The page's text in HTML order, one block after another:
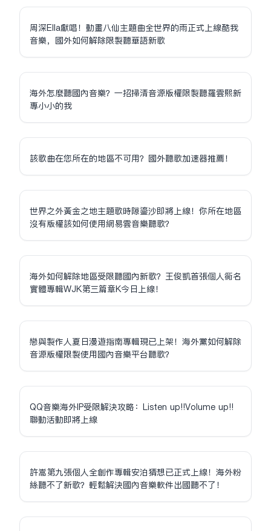
周深Ella獻唱！動畫八仙主題曲全世界的雨正式上線酷我
音樂，國外如何解除限制聽華語新歌
海外怎麼聽國內音樂？一招掃清音源版權限制聽羅雲熙新
專小小的我
該歌曲在您所在的地區不可用？國外聽歌加速器推薦！
世界之外黃金之地主題歌時隙鎏沙即將上線！你所在地區
沒有版權該如何使用網易雲音樂聽歌？
海外如何解除地區受限聽國內新歌？王俊凱首張個人同名
實體專輯WJK第三篇章K今日上線！
戀與製作人夏日漫遊指南專輯現已上架！海外黨如何解除
音源版權限制使用國內音樂平台聽歌？
QQ音樂海外IP受限解決攻略：Listen up!!Volume up!!
聯動活動即將上線
許嵩第九張個人全創作專輯安泊猜想已正式上線！海外粉
絲聽不了新歌？輕鬆解決國內音樂軟件出國聽不了！